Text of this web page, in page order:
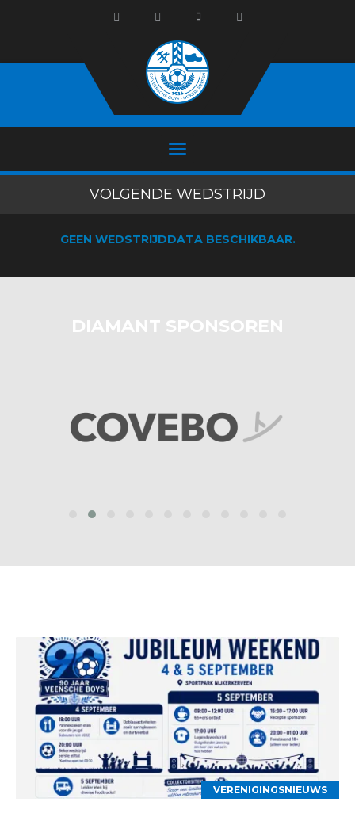
VOLGENDE WEDSTRIJD
GEEN WEDSTRIJDDATA BESCHIKBAAR.
DIAMANT SPONSOREN
VERENIGINGSNIEUWS